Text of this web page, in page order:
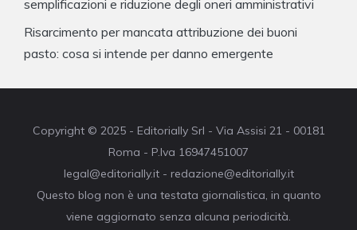
semplificazioni e riduzione degli oneri amministrativi
Risarcimento per mancata attribuzione dei buoni
pasto: cosa si intende per danno emergente
Copyright © 2025 - Editorially Srl - Via Assisi 21 - 00181
Roma - P.Iva 16947451007
legal@editorially.it - redazione@editorially.it
Questo blog non è una testata giornalistica, in quanto
viene aggiornato senza alcuna periodicità.